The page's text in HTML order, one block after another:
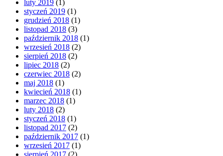
luty 2019 (1)
styczeń 2019 (1)
grudzień 2018 (1)
listopad 2018 (3)
październik 2018 (1)
wrzesień 2018 (2)
sierpień 2018 (2)
lipiec 2018 (2)
czerwiec 2018 (2)
maj 2018 (1)
kwiecień 2018 (1)
marzec 2018 (1)
luty 2018 (2)
styczeń 2018 (1)
listopad 2017 (2)
październik 2017 (1)
wrzesień 2017 (1)